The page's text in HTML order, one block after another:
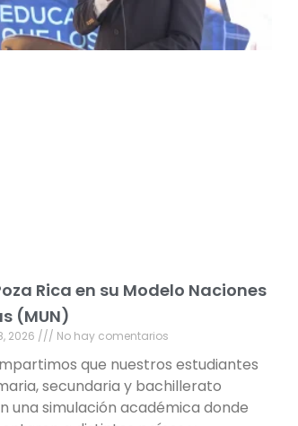
Rica en su Modelo Naciones
(MUN)
2026 No hay comentarios
que nuestros estudiantes
secundaria y bachillerato
una simulación académica donde